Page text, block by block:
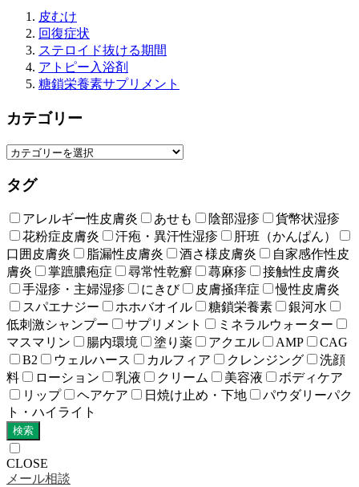
皮むけ
回復症状
ステロイド抜ける期間
アトピー入浴剤
糖鎖栄養素サプリメント
カテゴリー
タグ
アレルギー性皮膚炎 あせも 陰部湿疹
貨幣状湿疹
花粉症皮膚炎
汗疱・異汗性湿疹
肝班（かんぱん）
口囲皮膚炎
脂漏性皮膚炎 酒さ様皮膚炎
自家感作性皮
膚炎
掌蹠膿疱症 尋常性乾癬 蕁麻疹
接触性皮膚炎
手湿疹・主婦湿疹
にきび 皮膚掻痒症
慢性皮膚炎
スパエナジー
ホホバオイル 糖鎖栄養素
銀河水
低刺激シャンプー
サプリメント
ミネラルウォーター
マスマリン
腸内環境 塗り薬 アクエル AMP
CAG
B2
ウェルハース カルフィア クレンジング
洗顔
料
ローション 乳液 クリーム 美容液
ボディケア
リップ
ヘアケア 日焼け止め・下地
パウダリーパク
ト・ハイライト
検索
CLOSE
メール相談